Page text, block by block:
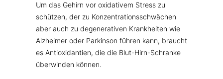
Um das Gehirn vor oxidativem Stress zu
schützen, der zu Konzentrationsschwächen
aber auch zu degenerativen Krankheiten wie
Alzheimer oder Parkinson führen kann, braucht
es Antioxidantien, die die Blut-Hirn-Schranke
überwinden können.